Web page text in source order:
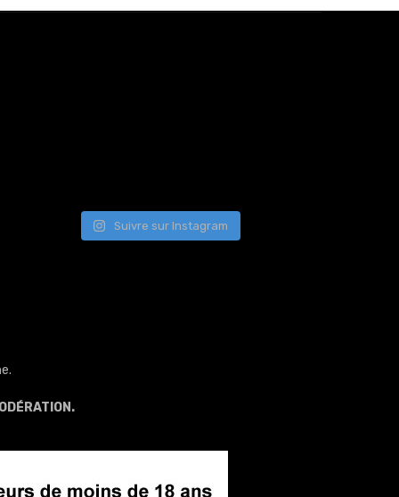
Suivre sur Instagram